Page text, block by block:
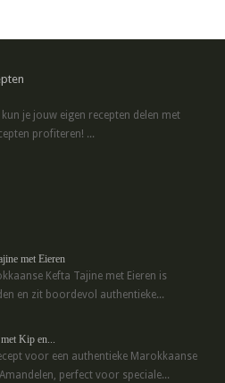
je jouw eigen recepten delen met
profiteren! ...
met Eieren
Kefta Tajine met Eieren is
en zit boordevol authentieke...
Kip en...
voor een authentieke Marokkaanse
perfect voor speciale...